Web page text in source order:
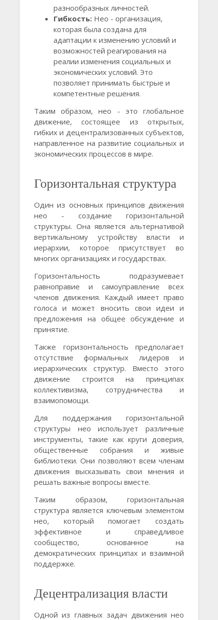
разнообразных личностей.
Гибкость: Нео - организация,
которая была создана для
адаптации к изменению условий и
возможностей реагирования на
реалии изменения социальных и
экономических условий. Это
позволяет принимать быстрые и
компетентные решения.
Таким образом, нео - это глобальное
движение, состоящее из открытых,
гибких и децентрализованных субъектов,
направленное на развитие социальных и
экономических процессов в мире.
Горизонтальная структура
Один из основных принципов движения
нео - создание горизонтальной
структуры. Она является альтернативой
вертикальному устройству власти и
иерархии, которое присутствует во
многих организациях и государствах.
Горизонтальность подразумевает
равноправие и самоуправление всех
членов движения. Каждый имеет право
голоса и может вносить свои идеи и
предложения на общее обсуждение и
принятие.
Также горизонтальность предполагает
отсутствие формальных лидеров и
иерархических структур. Вместо этого
движение строится на принципах
коллективизма, сотрудничества и
взаимопомощи.
Для поддержания горизонтальной
структуры нео использует различные
инструменты, такие как круги доверия,
общественные собрания и живые
библиотеки. Они позволяют всем членам
движения высказывать свои мнения и
решать важные вопросы вместе.
Таким образом, горизонтальная
структура является ключевым элементом
нео, который помогает создать
эффективное и справедливое
сообщество, основанное на
демократических принципах и взаимной
поддержке.
Децентрализация власти
Одной из главных задач движения нео